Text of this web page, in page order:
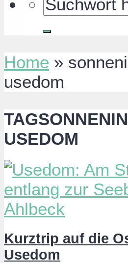
Home »
usedom
USEDOM
Kurztrip auf die
Usedom